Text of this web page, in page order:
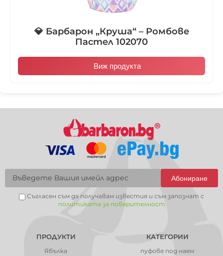
💎 Барбарон „Круша“ – Ромбове
Пастел 102070
Виж продукта
Абониране
Съгласен съм да получавам известия и съм запознат с
политиката за поверителност
ПРОДУКТИ
Ябълка
КАТЕГОРИИ
пуфове под наем